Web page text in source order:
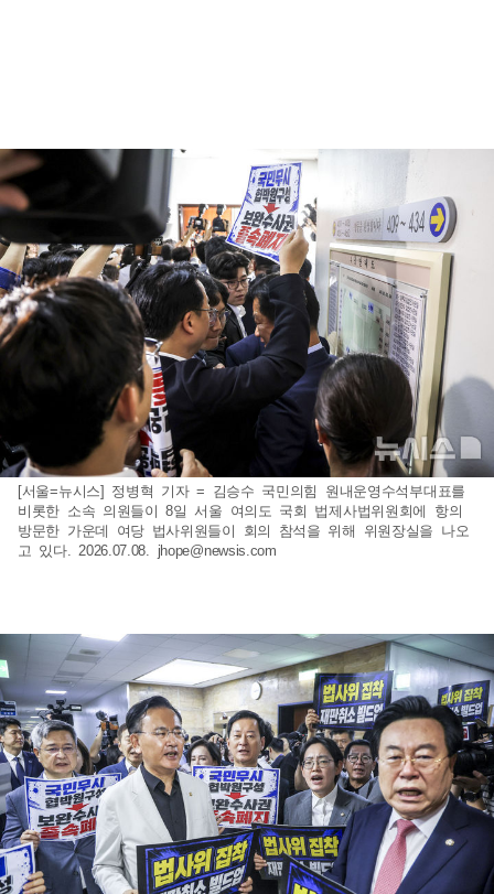
[서울=뉴시스] 정병혁 기자 = 김승수 국민의힘 원내운영수석부대표를
비롯한 소속 의원들이 8일 서울 여의도 국회 법제사법위원회에 항의
방문한 가운데 여당 법사위원들이 회의 참석을 위해 위원장실을 나오
고 있다. 2026.07.08. jhope@newsis.com